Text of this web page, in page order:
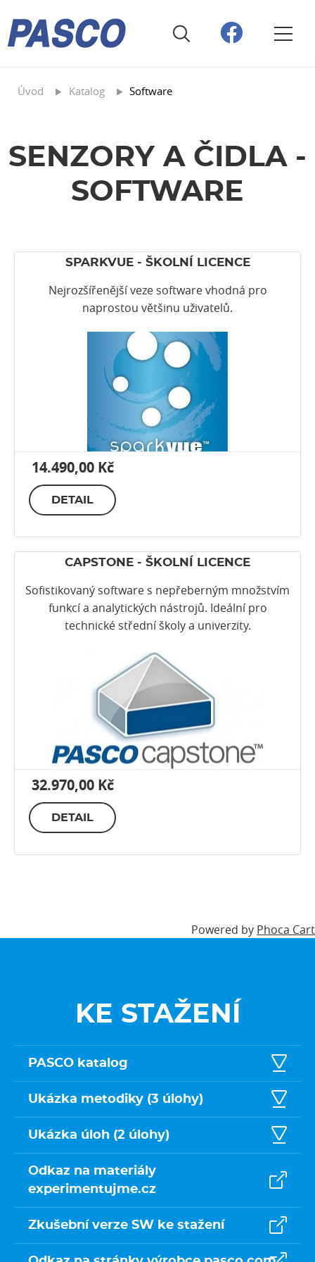
Úvod Katalog Software
SENZORY A ČIDLA -
SOFTWARE
SPARKVUE - ŠKOLNÍ LICENCE
Nejrozšířenější veze software vhodná pro
naprostou většinu uživatelů.
14.490,00 Kč
DETAIL
CAPSTONE - ŠKOLNÍ LICENCE
Sofistikovaný software s nepřeberným množstvím
funkcí a analytických nástrojů. Ideální pro
technické střední školy a univerzity.
32.970,00 Kč
DETAIL
Powered by Phoca Cart
KE STAŽENÍ
PASCO katalog
Ukázka metodiky (3 úlohy)
Ukázka úloh (2 úlohy)
Odkaz na materiály
experimentujme.cz
Zkušební verze SW ke stažení